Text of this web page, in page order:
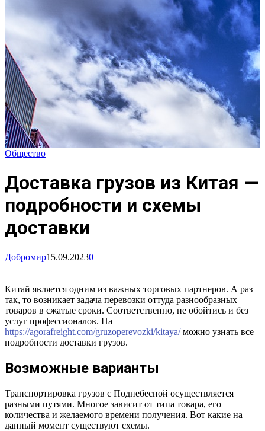
Общество
Доставка грузов из Китая —
подробности и схемы
доставки
Добромир15.09.20230
Китай является одним из важных торговых партнеров. А раз
так, то возникает задача перевозки оттуда разнообразных
товаров в сжатые сроки. Соответственно, не обойтись и без
услуг профессионалов. На
https://agorafreight.com/gruzoperevozki/kitaya/можно узнать все
подробности доставки грузов.
Возможные варианты
Транспортировка грузов с Поднебесной осуществляется
разными путями. Многое зависит от типа товара, его
количества и желаемого времени получения. Вот какие на
данный момент существуют схемы.